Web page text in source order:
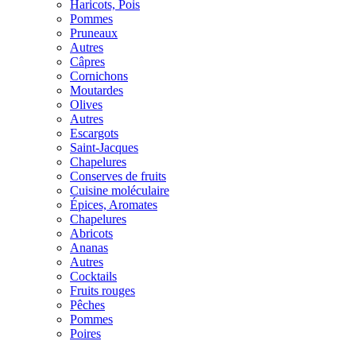
Haricots, Pois
Pommes
Pruneaux
Autres
Câpres
Cornichons
Moutardes
Olives
Autres
Escargots
Saint-Jacques
Chapelures
Conserves de fruits
Cuisine moléculaire
Épices, Aromates
Chapelures
Abricots
Ananas
Autres
Cocktails
Fruits rouges
Pêches
Pommes
Poires